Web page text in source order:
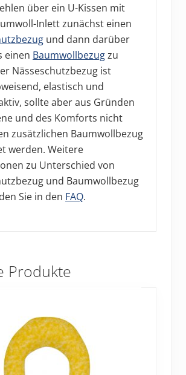
über ein U-Kissen mit
Inlett zunächst einen
und dann darüber
einen Baumwollbezugzu
Nässeschutzbezug ist
elastisch und
sollte aber aus Gründen
und des Komforts nicht
zusätzlichen Baumwollbezug
werden. Weitere
zu Unterschied von
und Baumwollbezug
Sie in den FAQ.
Produkte